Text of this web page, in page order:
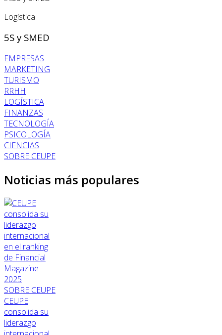
Logística
5S y SMED
EMPRESAS
MARKETING
TURISMO
RRHH
LOGÍSTICA
FINANZAS
TECNOLOGÍA
PSICOLOGÍA
CIENCIAS
SOBRE CEUPE
Noticias más populares
SOBRE CEUPE
CEUPE
consolida su
liderazgo